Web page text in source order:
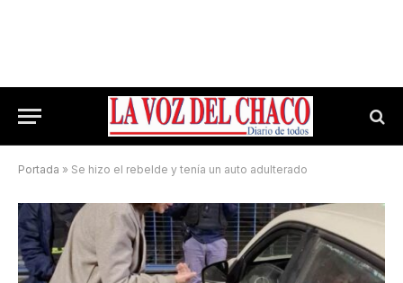
Portada » Se hizo el rebelde y tenía un auto adulterado